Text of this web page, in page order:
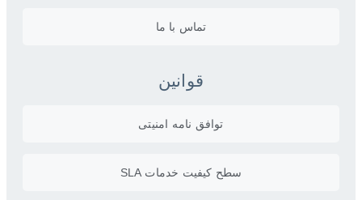
تماس با ما
قوانین
توافق نامه امنیتی
سطح کیفیت خدمات SLA